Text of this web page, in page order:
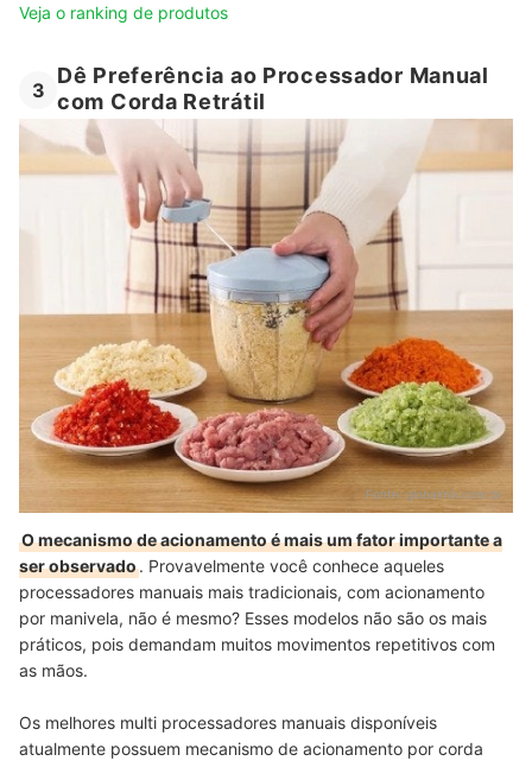
Veja o ranking de produtos
3
Dê Preferência ao Processador Manual
com Corda Retrátil
Fonte: globalmix.com.br
O mecanismo de acionamento é mais um fator importante a
ser observado. Provavelmente você conhece aqueles
processadores manuais mais tradicionais, com acionamento
por manivela, não é mesmo? Esses modelos não são os mais
práticos, pois demandam muitos movimentos repetitivos com
as mãos.
Os melhores multi processadores manuais disponíveis
atualmente possuem mecanismo de acionamento por corda